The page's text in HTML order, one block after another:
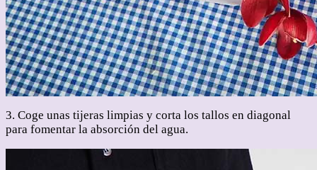
3. Coge unas tijeras limpias y corta los tallos en diagonal
para fomentar la absorción del agua.